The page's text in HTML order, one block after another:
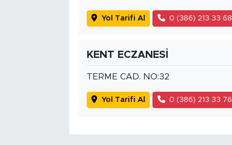
Yol Tarifi Al 0 (386) 213 33 68
KENT ECZANESİ
TERME CAD. NO:32
Yol Tarifi Al 0 (386) 213 33 76